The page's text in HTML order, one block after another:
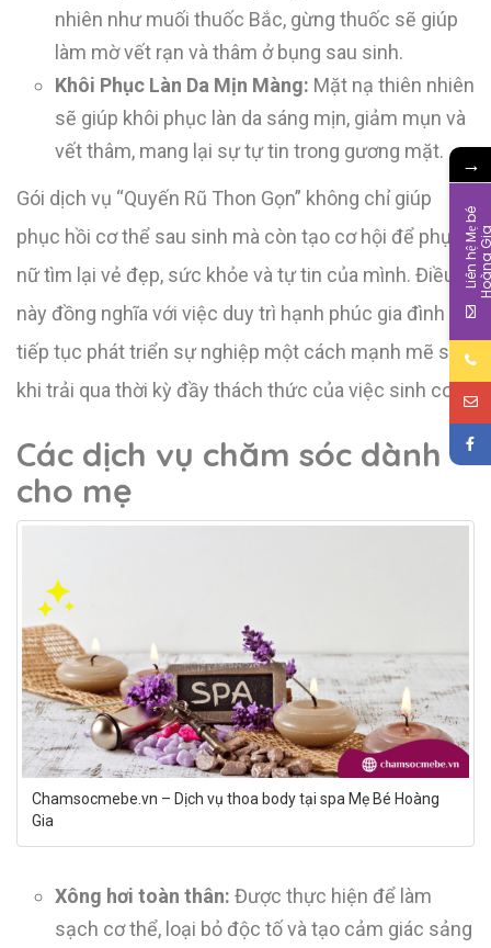
nhiên như muối thuốc Bắc, gừng thuốc sẽ giúp
làm mờ vết rạn và thâm ở bụng sau sinh.
Khôi Phục Làn Da Mịn Màng: Mặt nạ thiên nhiên
sẽ giúp khôi phục làn da sáng mịn, giảm mụn và
vết thâm, mang lại sự tự tin trong gương mặt.
Gói dịch vụ “Quyến Rũ Thon Gọn” không chỉ giúp
phục hồi cơ thể sau sinh mà còn tạo cơ hội để phụ
nữ tìm lại vẻ đẹp, sức khỏe và tự tin của mình. Điều
này đồng nghĩa với việc duy trì hạnh phúc gia đình và
tiếp tục phát triển sự nghiệp một cách mạnh mẽ sau
khi trải qua thời kỳ đầy thách thức của việc sinh con.
Các dịch vụ chăm sóc dành
cho mẹ
Chamsocmebe.vn – Dịch vụ thoa body tại spa Mẹ Bé Hoàng
Gia
Xông hơi toàn thân: Được thực hiện để làm
sạch cơ thể, loại bỏ độc tố và tạo cảm giác sảng
→
L
i
ê
n
h
ệ
M
b
é
H
o
à
n
g
G
i